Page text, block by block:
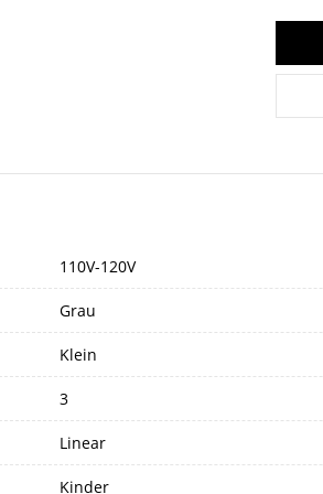
110V-120V
Grau
Klein
3
Linear
Kinder